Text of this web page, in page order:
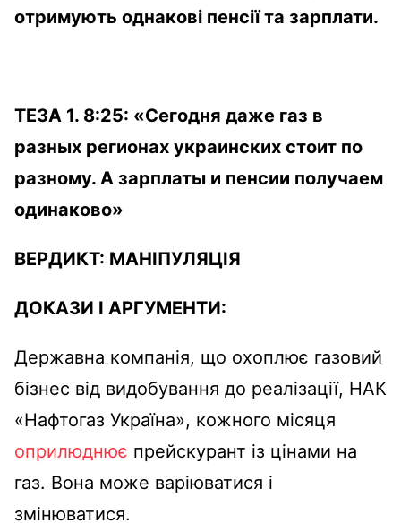
отримують однакові пенсії та зарплати.
ТЕЗА 1. 8:25: «Сегодня даже газ в
разных регионах украинских стоит по
разному. А зарплаты и пенсии получаем
одинаково»
ВЕРДИКТ: МАНІПУЛЯЦІЯ
ДОКАЗИ І АРГУМЕНТИ:
Державна компанія, що охоплює газовий
бізнес від видобування до реалізації, НАК
«Нафтогаз Україна», кожного місяця
оприлюднює прейскурант із цінами на
газ. Вона може варіюватися і
змінюватися.